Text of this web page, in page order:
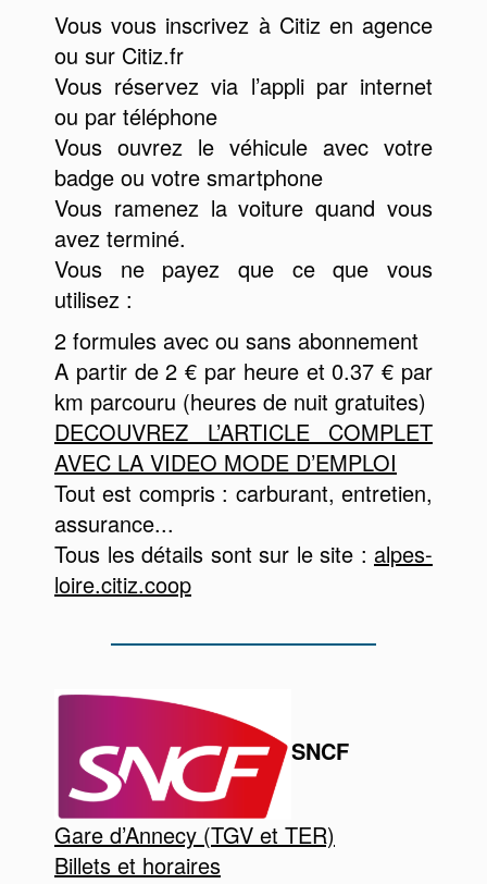
Vous vous inscrivez à Citiz en agence
ou sur Citiz.fr
Vous réservez via l’appli par internet
ou par téléphone
Vous ouvrez le véhicule avec votre
badge ou votre smartphone
Vous ramenez la voiture quand vous
avez terminé.
Vous ne payez que ce que vous
utilisez :
2 formules avec ou sans abonnement
A partir de 2 € par heure et 0.37 € par
km parcouru (heures de nuit gratuites)
DECOUVREZ L’ARTICLE COMPLET
AVEC LA VIDEO MODE D’EMPLOI
Tout est compris : carburant, entretien,
assurance...
Tous les détails sont sur le site : alpes-
loire.citiz.coop
SNCF
Gare d’Annecy (TGV et TER)
Billets et horaires